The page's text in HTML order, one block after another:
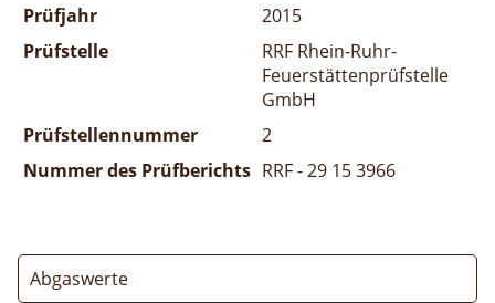
Prüfjahr
2015
Prüfstelle
RRF Rhein-Ruhr-
Feuerstättenprüfstelle
GmbH
Prüfstellennummer
2
Nummer des Prüfberichts RRF - 29 15 3966
Abgaswerte